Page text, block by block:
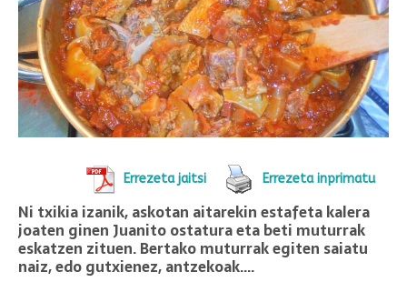
Errezeta jaitsi Errezeta inprimatu
Ni txikia izanik, askotan aitarekin estafeta kalera
joaten ginen Juanito ostatura eta beti muturrak
eskatzen zituen. Bertako muturrak egiten saiatu
naiz, edo gutxienez, antzekoak….